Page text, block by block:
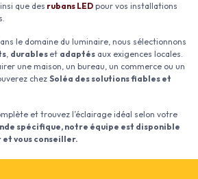
que des rubans LED pour vos installations
le domaine du luminaire, nous sélectionnons
, durables et adaptés aux exigences locales.
une maison, un bureau, un commerce ou un
chez Soléa des solutions fiables et
et trouvez l’éclairage idéal selon votre
spécifique, notre équipe est disponible
et vous conseiller.